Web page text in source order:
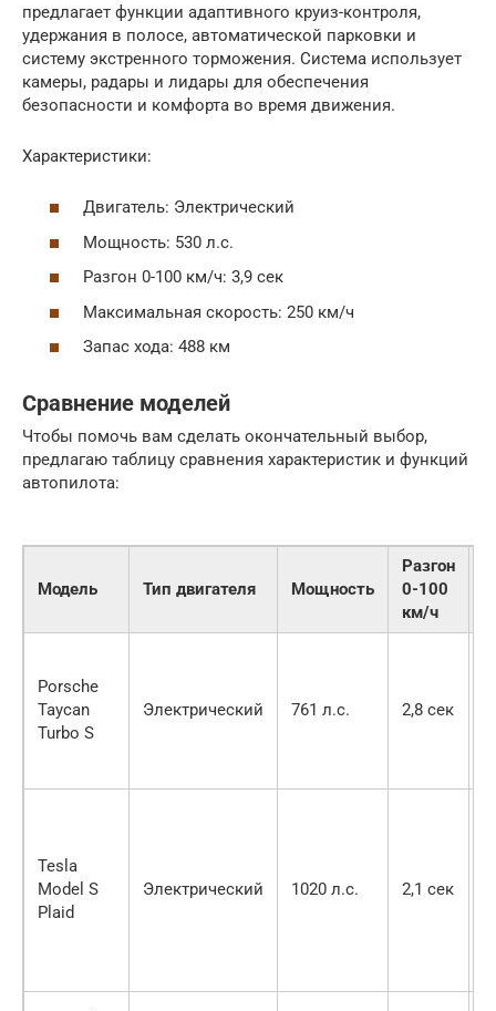
предлагает функции адаптивного круиз-контроля,
удержания в полосе, автоматической парковки и
систему экстренного торможения. Система использует
камеры, радары и лидары для обеспечения
безопасности и комфорта во время движения.
Характеристики:
Двигатель: Электрический
Мощность: 530 л.с.
Разгон 0-100 км/ч: 3,9 сек
Максимальная скорость: 250 км/ч
Запас хода: 488 км
Сравнение моделей
Чтобы помочь вам сделать окончательный выбор,
предлагаю таблицу сравнения характеристик и функций
автопилота:
Модель Тип двигателя Мощность
Разгон
0-100
км/ч
Porsche
Taycan
Turbo S
Электрический 761 л.с. 2,8 сек
Tesla
Model S
Plaid
Электрический 1020 л.с. 2,1 сек